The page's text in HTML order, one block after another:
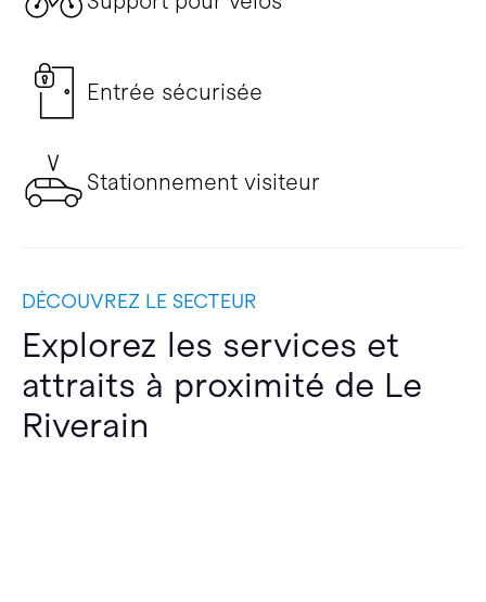
Entrée sécurisée
Stationnement visiteur
DÉCOUVREZ LE SECTEUR
Explorez les services et
attraits à proximité de Le
Riverain